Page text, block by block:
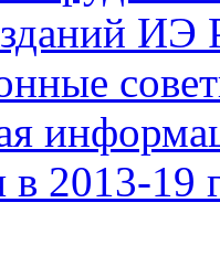
ИЭ
в 2013-19